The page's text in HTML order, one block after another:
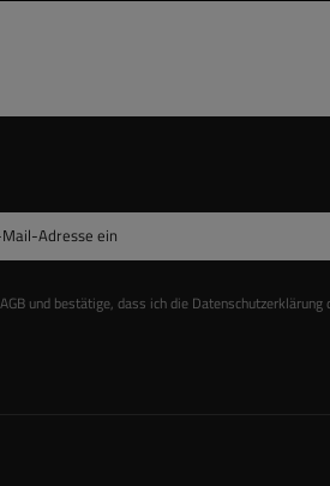
Adresse ein
und bestätige, dass ich die Datenschutzerklärung